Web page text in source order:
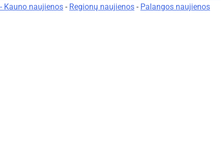
- Kauno naujienos - Regionų naujienos - Palangos naujienos